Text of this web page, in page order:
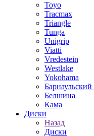
Toyo
Tracmax
Triangle
Tunga
Unigrip
Viatti
Vredestein
Westlake
Yokohama
Белшина
Кама
Диски
Назад
Диски